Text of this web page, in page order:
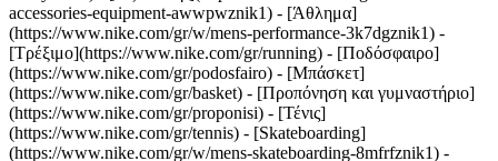
accessories-equipment-awwpwznik1) - [Άθλημα]
(https://www.nike.com/gr/w/mens-performance-3k7dgznik1) -
[Τρέξιμο](https://www.nike.com/gr/running) - [Ποδόσφαιρο]
(https://www.nike.com/gr/podosfairo) - [Μπάσκετ]
(https://www.nike.com/gr/basket) - [Προπόνηση και γυμναστήριο]
(https://www.nike.com/gr/proponisi) - [Τένις]
(https://www.nike.com/gr/tennis) - [Skateboarding]
(https://www.nike.com/gr/w/mens-skateboarding-8mfrfznik1) -